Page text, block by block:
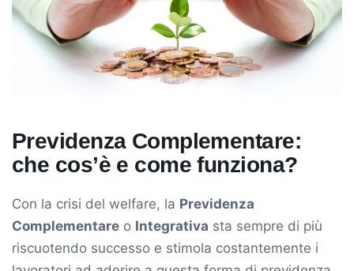
Previdenza Complementare:
che cos’è e come funziona?
Con la crisi del welfare, la Previdenza
Complementare o Integrativa sta sempre di più
riscuotendo successo e stimola costantemente i